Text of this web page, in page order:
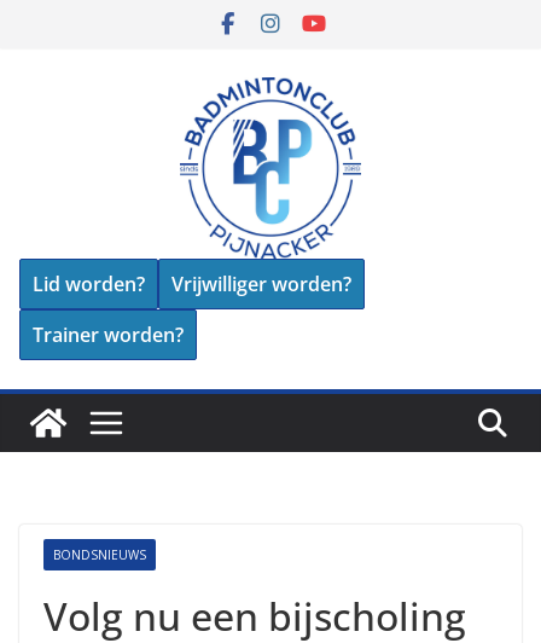
Lid worden?
Vrijwilliger worden?
Trainer worden?
BONDSNIEUWS
Volg nu een bijscholing